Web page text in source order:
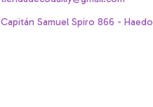
Capitán Samuel Spiro 866 - Haedo